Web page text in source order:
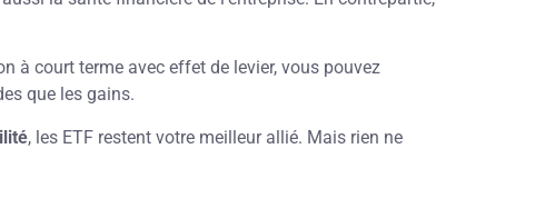
à court terme avec effet de levier, vous pouvez
que les gains.
, les ETF restent votre meilleur allié. Mais rien ne